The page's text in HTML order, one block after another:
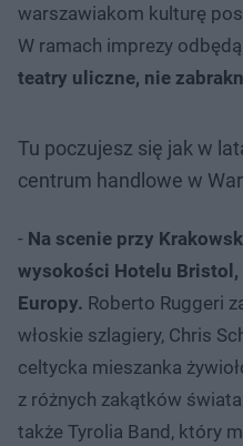
warszawiakom kulturę
W ramach imprezy
teatry uliczne, nie
Tu poczujesz się jak w
centrum handlowe w
- Na scenie przy
wysokości Hotelu Bristol,
Europy. Roberto Ruggeri
włoskie szlagiery, Chris
celtycka mieszanka
z różnych zakątków
także Tyrolia Band, który